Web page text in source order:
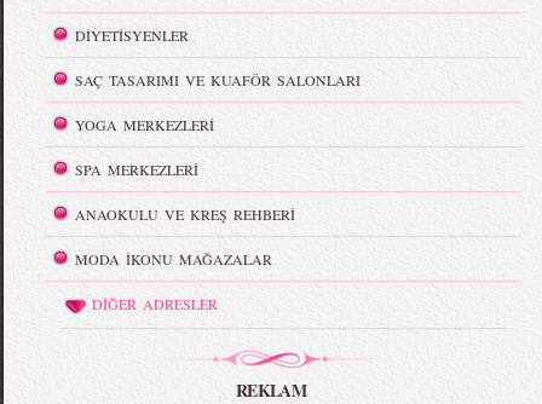
DİYETİSYENLER
SAÇ TASARIMI VE KUAFÖR SALONLARI
YOGA MERKEZLERİ
SPA MERKEZLERİ
ANAOKULU VE KREŞ REHBERİ
MODA İKONU MAĞAZALAR
DİĞER ADRESLER
REKLAM